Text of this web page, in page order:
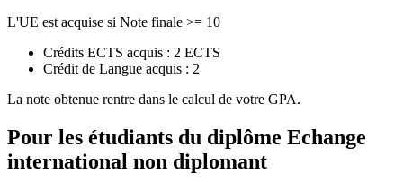
L'UE est acquise si Note finale >= 10
Crédits ECTS acquis : 2 ECTS
Crédit de Langue acquis : 2
La note obtenue rentre dans le calcul de votre GPA.
Pour les étudiants du diplôme Echange
international non diplomant